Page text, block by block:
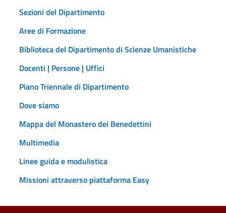
Sezioni del Dipartimento
Aree di Formazione
Biblioteca del Dipartimento di Scienze Umanistiche
Docenti | Persone | Uffici
Piano Triennale di Dipartimento
Dove siamo
Mappa del Monastero dei Benedettini
Multimedia
Linee guida e modulistica
Missioni attraverso piattaforma Easy